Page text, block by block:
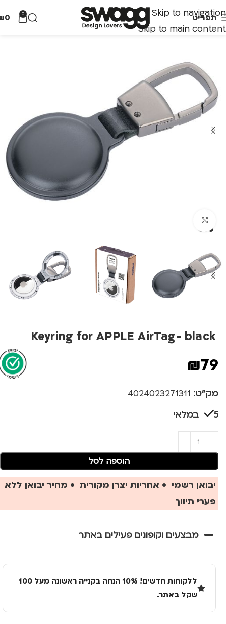
Skip to navigation
Skip to main content
תפריט 0
0
Keyring for APPLE AirTag- black
₪79
מק"ט: 4024023271311
5 במלאי
הוספה לסל
יבואן רשמי • אחריות יצרן מקורית • מחיר יבואן ללא
פערי תיווך
מבצעים וקופונים פעילים באתר
ללקוחות חדשים! 10% הנחה בקנייה ראשונה מעל 100
שקל באתר.